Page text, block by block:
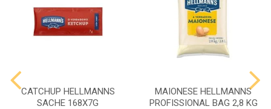
CATCHUP HELLMANNS
SACHE 168X7G
MAIONESE HELLMANNS
PROFISSIONAL BAG 2,8 KG